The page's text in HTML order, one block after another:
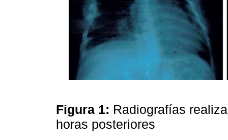
Figura 1: Radiografías
horas posteriores